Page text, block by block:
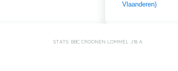
Vlaanderen)
STATS: BBC CROONEN LOMMEL J18 A